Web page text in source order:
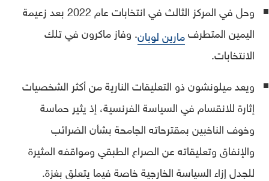
وحل في المركز الثالث في انتخابات عام 2022 بعد زعيمة
اليمين المتطرفمارين لوبان. وفاز ماكرون في تلك
الانتخابات.
ويعد ميلونشون ذو التعليقات النارية من أكثر الشخصيات
إثارة للانقسام في السياسة الفرنسية، إذ يثير حماسة
وخوف الناخبين بمقترحاته الجامحة بشأن الضرائب
والإنفاق وتعليقاته عن الصراع الطبقي ومواقفه المثيرة
للجدل إزاء السياسة الخارجية خاصة فيما يتعلق بغزة.